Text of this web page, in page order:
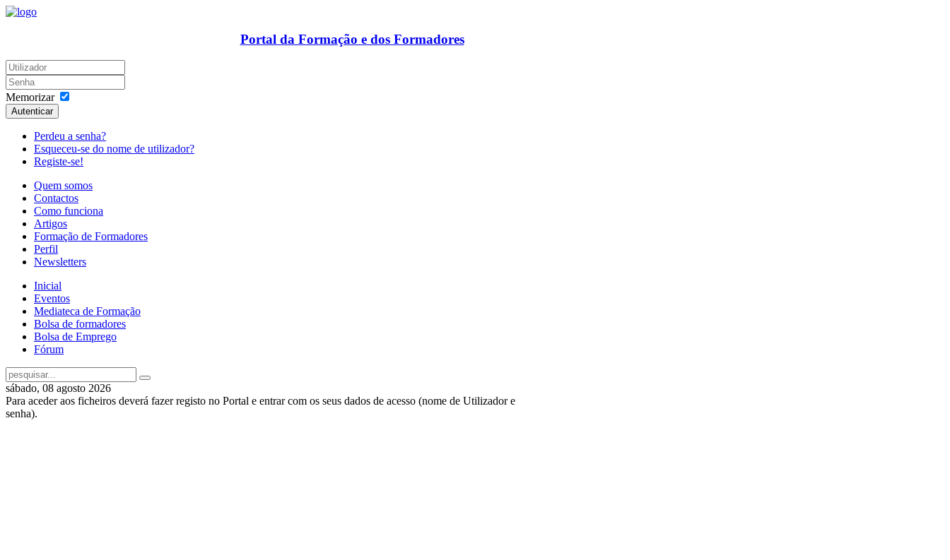
Portal da Formação e dos Formadores
Memorizar
Autenticar
Perdeu a senha?
Esqueceu-se do nome de utilizador?
Registe-se!
Quem somos
Contactos
Como funciona
Artigos
Formação de Formadores
Perfil
Newsletters
Inicial
Eventos
Mediateca de Formação
Bolsa de formadores
Bolsa de Emprego
Fórum
sábado, 08 agosto 2026
Para aceder aos ficheiros deverá fazer registo no Portal e entrar com os seus dados de acesso (nome de Utilizador e
senha).